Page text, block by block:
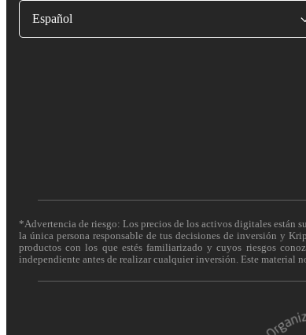
Español
*Advertencia de riesgo: Los precios de los activos digitales están
la única persona responsable de tus decisiones de inversión y
productos con los que estés familiarizado y cuyos riesgos
independiente antes de realizar cualquier inversión. Este material